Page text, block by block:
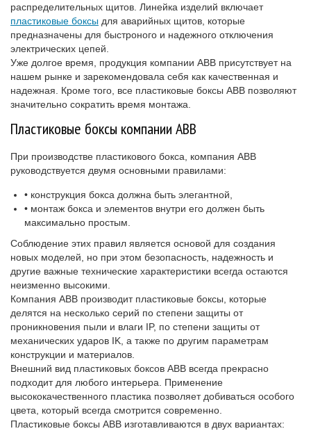
распределительных щитов. Линейка изделий включает
пластиковые боксы для аварийных щитов, которые
предназначены для быстроного и надежного отключения
электрических цепей.
Уже долгое время, продукция компании АВВ присутствует на
нашем рынке и зарекомендовала себя как качественная и
надежная. Кроме того, все пластиковые боксы АВВ позволяют
значительно сократить время монтажа.
Пластиковые боксы компании АВВ
При производстве пластикового бокса, компания АВВ
руководствуется двумя основными правилами:
• конструкция бокса должна быть элегантной,
• монтаж бокса и элементов внутри его должен быть
максимально простым.
Соблюдение этих правил является основой для создания
новых моделей, но при этом безопасность, надежность и
другие важные технические характеристики всегда остаются
неизменно высокими.
Компания АВВ производит пластиковые боксы, которые
делятся на несколько серий по степени защиты от
проникновения пыли и влаги IP, по степени защиты от
механических ударов IK, а также по другим параметрам
конструкции и материалов.
Внешний вид пластиковых боксов АВВ всегда прекрасно
подходит для любого интерьера. Применение
высококачественного пластика позволяет добиваться особого
цвета, который всегда смотрится современно.
Пластиковые боксы АВВ изготавливаются в двух вариантах: